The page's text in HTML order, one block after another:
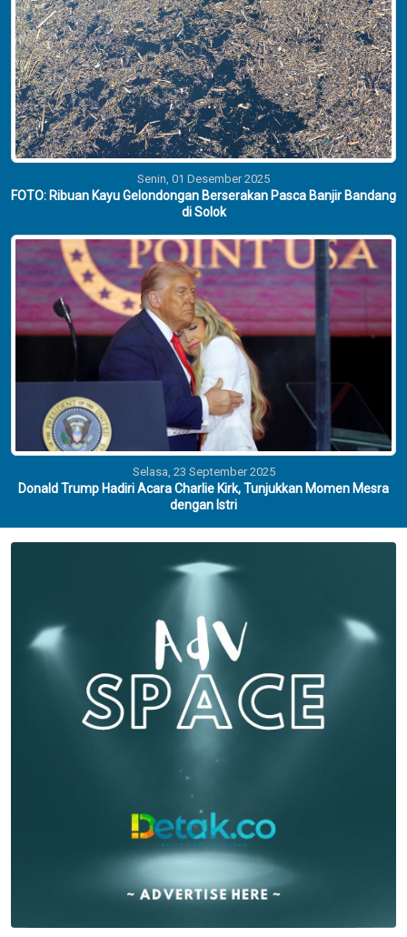
Senin, 01 Desember 2025
FOTO: Ribuan Kayu Gelondongan Berserakan Pasca Banjir Bandang
di Solok
Selasa, 23 September 2025
Donald Trump Hadiri Acara Charlie Kirk, Tunjukkan Momen Mesra
dengan Istri